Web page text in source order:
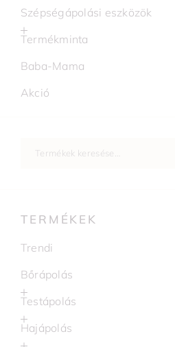
Szépségápolási eszközök
Termékminta
Baba-Mama
Akció
TERMÉKEK
Trendi
Bőrápolás
Testápolás
Hajápolás